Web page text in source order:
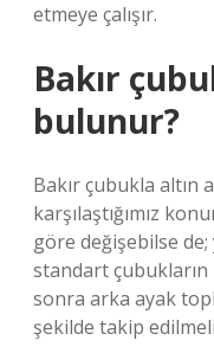
etmeye çalışır.
Bakır
bulunur?
Bakır çubukla altın
karşılaştığımız
göre değişebilse
standart çubukların
sonra arka ayak
şekilde takip